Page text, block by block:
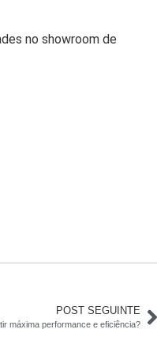
no showroom de
POST SEGUINTE
máxima performance e eficiência?